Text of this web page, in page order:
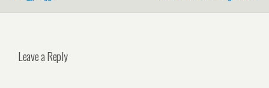
Leave a Reply